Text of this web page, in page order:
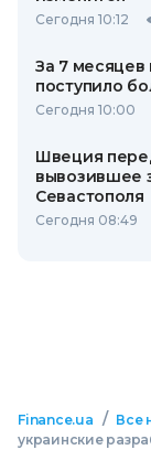
Сегодня 10:12
За 7
поступило
Сегодня 10:00
Швеция
вывозившее
Севастополя
Сегодня 08:49
Finance.ua / Все
украинские